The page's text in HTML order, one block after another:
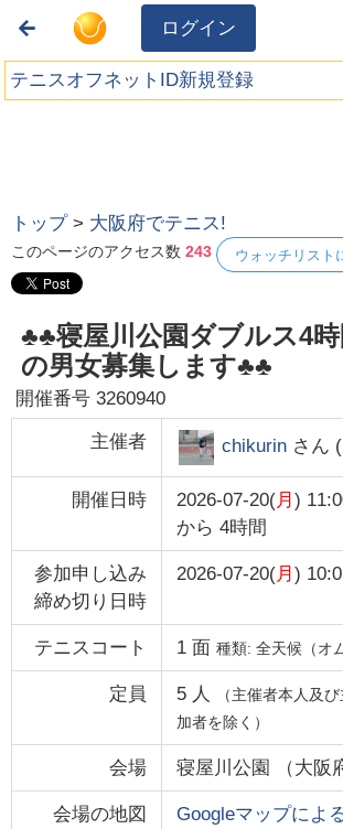
ログイン
テニスオフネットID新規登録
トップ > 大阪府でテニス!
このページのアクセス数243 ウォッチリスト
♣♣寝屋川公園ダブルス4
の男女募集します♣♣
開催番号3260940
主催者 chikurinさん (
開催日時 2026-07-20(月 )
から 4時間
参加申し込み
締め切り日時
2026-07-20(月 )
テニスコート 1面 種類: 全天候（オ
定員 5 人
（主催者本人及
加者を除く）
会場 寝屋川公園 （大阪
会場の地図
Googleマップによ